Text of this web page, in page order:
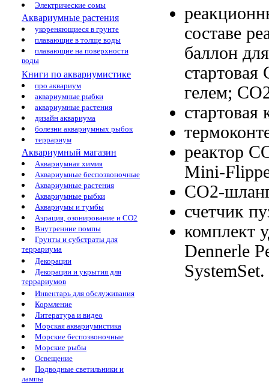
Электрические сомы
Аквариумные растения
укореняющиеся в грунте
плавающие в толще воды
плавающие на поверхности
воды
Книги по аквариумистике
про аквариум
аквариумные рыбки
аквариумные растения
дизайн аквариума
болезни аквариумных рыбок
террариум
Аквариумный магазин
Аквариумная химия
Аквариумные беспозвоночные
Аквариумные растения
Аквариумные рыбки
Аквариумы и тумбы
Аэрация, озонирование и CO2
Внутренние помпы
Грунты и субстраты для
террариума
Декорации
Декорации и укрытия для
террариумов
Инвентарь для обслуживания
Кормление
Литература и видео
Морская аквариумистика
Морские беспозвоночные
Морские рыбы
Освещение
Подводные светильники и
лампы
составе
баллон
стартовая
гелем;
стартовая
реактор
Mini-
СО2-
счетчик
комплект
Dennerle
SystemSet.